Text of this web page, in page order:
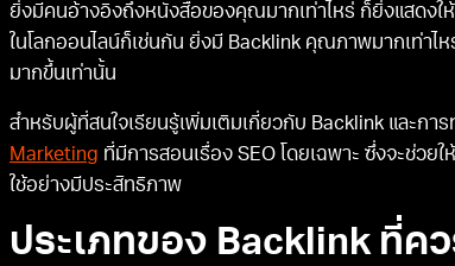
ยิ่งมีคนอ้างอิงถึงหนังสือของคุณมากเท่าไหร่ ก็ยิ่งแสดง
ในโลกออนไลน์ก็เช่นกัน ยิ่งมี Backlink คุณภาพมากเท่า
มากขึ้นเท่านั้น
สำหรับผู้ที่สนใจเรียนรู้เพิ่มเติมเกี่ยวกับ Backlink และก
Marketing ที่มีการสอนเรื่อง SEO โดยเฉพาะ ซึ่งจะช่วย
ใช้อย่างมีประสิทธิภาพ
ประเภทของ Backlink ที่ค